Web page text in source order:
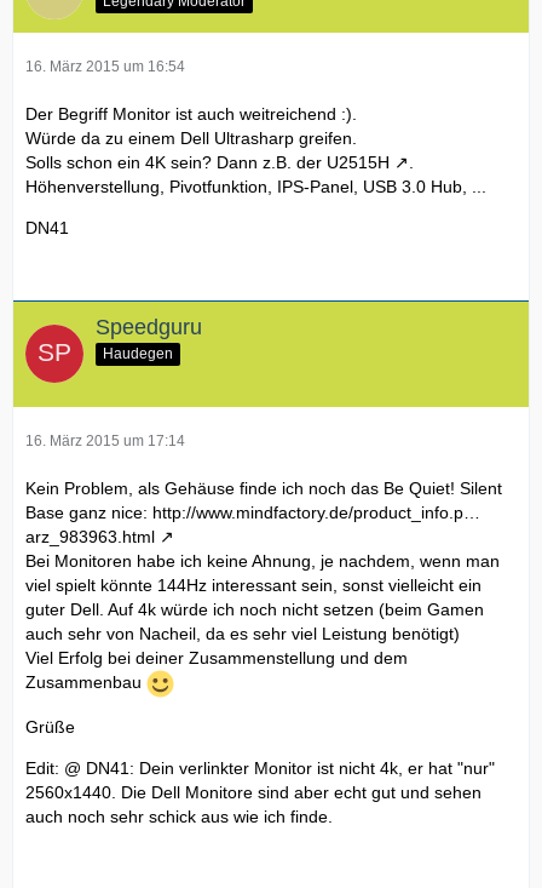
16. März 2015 um 16:54
Der Begriff Monitor ist auch weitreichend :).
Würde da zu einem Dell Ultrasharp greifen.
Solls schon ein 4K sein? Dann z.B. der U2515H
Höhenverstellung, Pivotfunktion, IPS-Panel, USB 3.0 Hub, ...
DN41
Speedguru
Haudegen
16. März 2015 um 17:14
Kein Problem, als Gehäuse finde ich noch das Be Quiet! Silent
Base ganz nice: http://www.mindfactory.de/product_info.p…
arz_983963.html
Bei Monitoren habe ich keine Ahnung, je nachdem, wenn man
viel spielt könnte 144Hz interessant sein, sonst vielleicht ein
guter Dell. Auf 4k würde ich noch nicht setzen (beim Gamen
auch sehr von Nacheil, da es sehr viel Leistung benötigt)
Viel Erfolg bei deiner Zusammenstellung und dem
Zusammenbau
Grüße
Edit: @ DN41: Dein verlinkter Monitor ist nicht 4k, er hat "nur"
2560x1440. Die Dell Monitore sind aber echt gut und sehen
auch noch sehr schick aus wie ich finde.